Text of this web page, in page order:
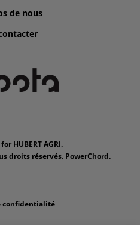
de nous
HUBERT AGRI.
droits réservés. PowerChord.
confidentialité